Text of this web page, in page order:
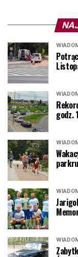
godz.